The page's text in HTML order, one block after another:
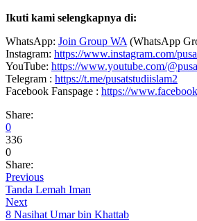
Ikuti kami selengkapnya di:
WhatsApp: Join Group WA (WhatsApp
Instagram: https://www.instagram.com/
YouTube: https://www.youtube.com/
Telegram : https://t.me/pusatstudiislam2
Facebook Fanspage : https://
Share:
0
336
0
Share:
Previous
Tanda Lemah Iman
Next
8 Nasihat Umar bin Khattab